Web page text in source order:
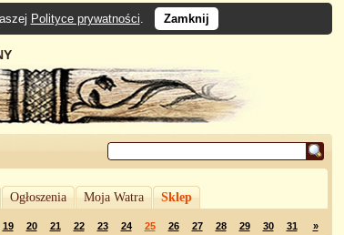
Polityce prywatności. Zamknij
Ogłoszenia Moja Watra Sklep
19 20 21 22 23 24 25 26 27 28 29 30 31 »